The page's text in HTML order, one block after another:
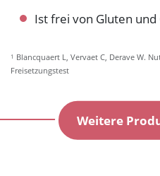
Ist frei von Gluten und
1 Blancquaert L, Vervaet C, Derave W.
Freisetzungstest
Weitere